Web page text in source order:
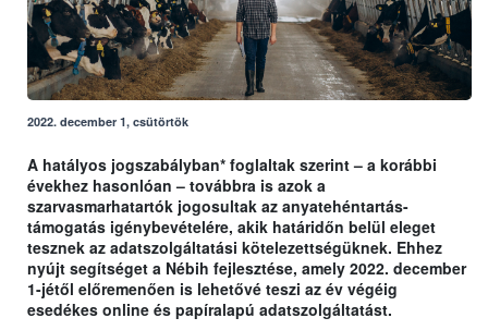
2022. december 1, csütörtök
A hatályos jogszabályban* foglaltak szerint – a korábbi
évekhez hasonlóan – továbbra is azok a
szarvasmarhatartók jogosultak az anyatehéntartás-
támogatás igénybevételére, akik határidőn belül eleget
tesznek az adatszolgáltatási kötelezettségüknek. Ehhez
nyújt segítséget a Nébih fejlesztése, amely 2022. december
1-jétől előremenően is lehetővé teszi az év végéig
esedékes online és papíralapú adatszolgáltatást.